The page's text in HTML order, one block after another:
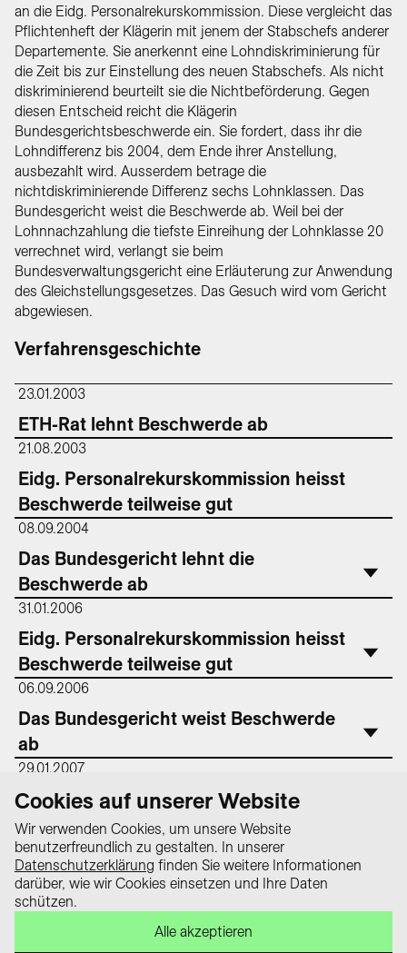
an die Eidg. Personalrekurskommission. Diese vergleicht das
Pflichtenheft der Klägerin mit jenem der Stabschefs anderer
Departemente. Sie anerkennt eine Lohndiskriminierung für
die Zeit bis zur Einstellung des neuen Stabschefs. Als nicht
diskriminierend beurteilt sie die Nichtbeförderung. Gegen
diesen Entscheid reicht die Klägerin
Bundesgerichtsbeschwerde ein. Sie fordert, dass ihr die
Lohndifferenz bis 2004, dem Ende ihrer Anstellung,
ausbezahlt wird. Ausserdem betrage die
nichtdiskriminierende Differenz sechs Lohnklassen. Das
Bundesgericht weist die Beschwerde ab. Weil bei der
Lohnnachzahlung die tiefste Einreihung der Lohnklasse 20
verrechnet wird, verlangt sie beim
Bundesverwaltungsgericht eine Erläuterung zur Anwendung
des Gleichstellungsgesetzes. Das Gesuch wird vom Gericht
abgewiesen.
Verfahrensgeschichte
23.01.2003
ETH-Rat lehnt Beschwerde ab
21.08.2003
Eidg. Personalrekurskommission heisst
Beschwerde teilweise gut
08.09.2004
Das Bundesgericht lehnt die
Beschwerde ab
31.01.2006
Eidg. Personalrekurskommission heisst
Beschwerde teilweise gut
06.09.2006
Das Bundesgericht weist Beschwerde
ab
29.01.2007
Das Bundesverwaltungsgericht weist
Gesuch um Erläuterung ab
Alles zum Gleichstellungsgesetz» ist
Cookies auf unserer Website
Wir verwenden Cookies, um unsere Website
benutzerfreundlich zu gestalten. In unserer
Datenschutzerklärung finden Sie weitere Informationen
darüber, wie wir Cookies einsetzen und Ihre Daten
schützen.
Alle akzeptieren